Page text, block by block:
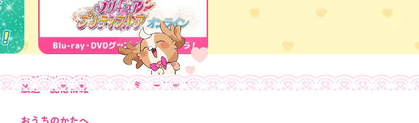
放送・配信情報
ほうそう・はいしんじょうほう ミュージック
おうちのかたへ